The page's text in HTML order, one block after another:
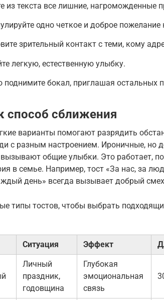
из текста все лишние, нагроможденные
одно четкое и доброе пожелание
зрительный контакт с теми, кому
легкую, естественную улыбку.
поднимите бокал, приглашая остальных
способ сближения
варианты помогают разрядить
с разным настроением. Ироничные, но
общие улыбки. Это работает,
в семье. Например, тост «За нас, за
день» всегда вызывает добрый
типы тостов, чтобы выбрать
Ситуация Эффект
Личный
праздник,
годовщина
Глубокая
эмоциональная
связь